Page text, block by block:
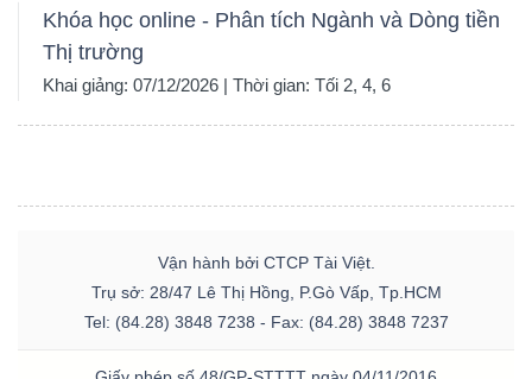
Khóa học online - Phân tích Ngành và Dòng tiền
Thị trường
Khai giảng: 07/12/2026 | Thời gian: Tối 2, 4, 6
Vận hành bởi CTCP Tài Việt.
Trụ sở: 28/47 Lê Thị Hồng, P.Gò Vấp, Tp.HCM
Tel: (84.28) 3848 7238 - Fax: (84.28) 3848 7237